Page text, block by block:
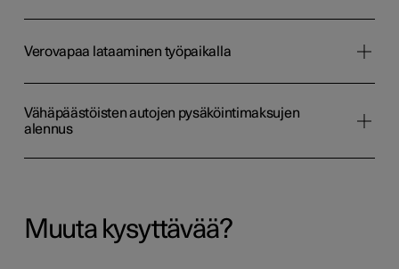
Verovapaa lataaminen työpaikalla
Vähäpäästöisten autojen pysäköintimaksujen
alennus
Muuta kysyttävää?